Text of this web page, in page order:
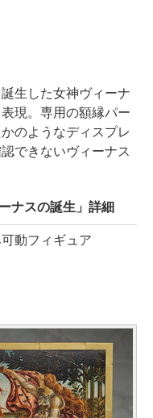
生した女神ヴィーナ
現。専用の額縁パー
のようなディスプレ
できないヴィーナス
ナスの誕生」詳細
動フィギュア